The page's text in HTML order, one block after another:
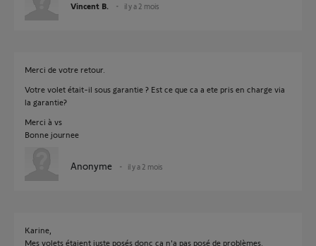
Vincent B. il y a 2 mois
Merci de votre retour.
Votre volet était-il sous garantie ? Est ce que ca a ete pris en charge via
la garantie?
Merci à vs
Bonne journee
Anonyme il y a 2 mois
Karine,
Mes volets étaient juste posés donc ça n'a pas posé de problèmes.